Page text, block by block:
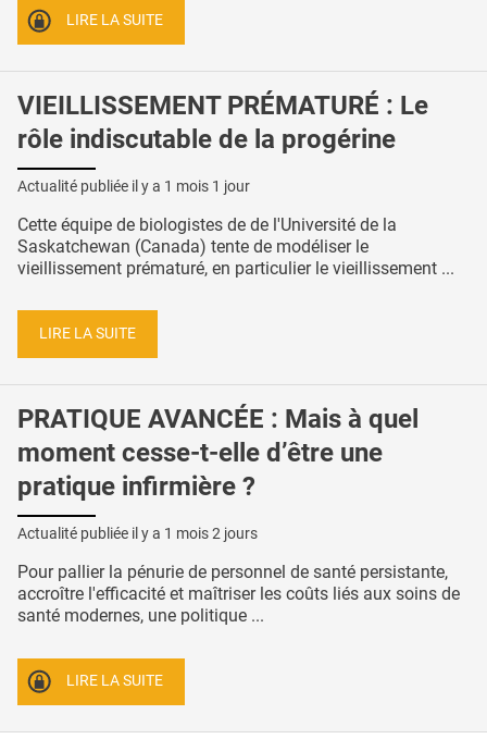
LIRE LA SUITE
VIEILLISSEMENT PRÉMATURÉ : Le
rôle indiscutable de la progérine
Actualité publiée il y a 1 mois 1 jour
Cette équipe de biologistes de de l'Université de la
Saskatchewan (Canada) tente de modéliser le
vieillissement prématuré, en particulier le vieillissement ...
LIRE LA SUITE
PRATIQUE AVANCÉE : Mais à quel
moment cesse-t-elle d’être une
pratique infirmière ?
Actualité publiée il y a 1 mois 2 jours
Pour pallier la pénurie de personnel de santé persistante,
accroître l'efficacité et maîtriser les coûts liés aux soins de
santé modernes, une politique ...
LIRE LA SUITE